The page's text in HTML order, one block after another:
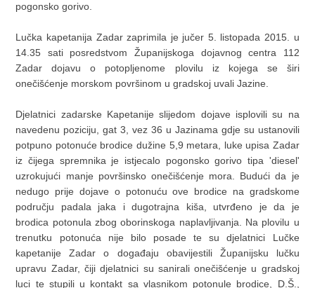
pogonsko gorivo.
Lučka kapetanija Zadar zaprimila je jučer 5. listopada 2015. u
14.35 sati posredstvom Županijskoga dojavnog centra 112
Zadar dojavu o potopljenome plovilu iz kojega se širi
onečišćenje morskom površinom u gradskoj uvali Jazine.
Djelatnici zadarske Kapetanije slijedom dojave isplovili su na
navedenu poziciju, gat 3, vez 36 u Jazinama gdje su ustanovili
potpuno potonuće brodice dužine 5,9 metara, luke upisa Zadar
iz čijega spremnika je istjecalo pogonsko gorivo tipa 'diesel'
uzrokujući manje površinsko onečišćenje mora. Budući da je
nedugo prije dojave o potonuću ove brodice na gradskome
području padala jaka i dugotrajna kiša, utvrđeno je da je
brodica potonula zbog oborinskoga naplavljivanja. Na plovilu u
trenutku potonuća nije bilo posade te su djelatnici Lučke
kapetanije Zadar o događaju obavijestili Županijsku lučku
upravu Zadar, čiji djelatnici su sanirali onečišćenje u gradskoj
luci te stupili u kontakt sa vlasnikom potonule brodice, D.Š.,